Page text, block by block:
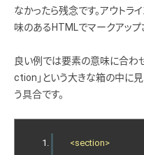
なかったら残念です。アウトラ
味のあるHTMLでマークアップ
良い例では要素の意味に合わ
ction」という大きな箱の中に見出
う具合です。
<section>